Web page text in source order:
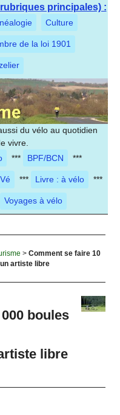
principales) :
Culture
de la loi 1901
du vélo au quotidien
vivre.
*** BPF/BCN ***
*** Livre : à vélo ***
Voyages à vélo
> Comment se faire 10
artiste libre
boules
libre